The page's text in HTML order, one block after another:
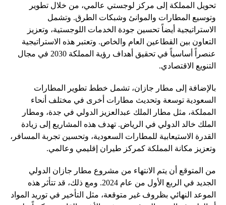
تحويل المملكة إلى مركز لوجستي عالمي، من خلال تطوير
وتوسيع المطارات والموانئ وشبكات الطرق. وتشمل
الاستراتيجية أيضاً تحسين جودة الخدمات اللوجستية، وتعزيز
التعاون بين القطاعين العام والخاص. وتعتبر هذه الاستراتيجية
عنصراً أساسياً في تحقيق أهداف رؤية المملكة 2030 في مجال
التنويع الاقتصادي.
بالإضافة إلى مطار جازان، تشمل خطط تطوير المطارات
السعودية توسعة وتحديث مطارات أخرى في مختلف أنحاء
المملكة، مثل مطار الملك عبدالعزيز الدولي في جدة، ومطار
الملك خالد الدولي في الرياض. تهدف هذه المشاريع إلى زيادة
القدرة الاستيعابية للمطارات السعودية، وتحسين تجربة المسافر،
وتعزيز مكانة المملكة كمركز طيران إقليمي وعالمي.
من المتوقع أن يتم الانتهاء من مشروع مطار جازان الدولي
الجديد في الربع الأول من عام 2024. ومع ذلك، قد تتأثر هذه
الموعد النهائي بظروف غير متوقعة، مثل التأخير في توريد المواد